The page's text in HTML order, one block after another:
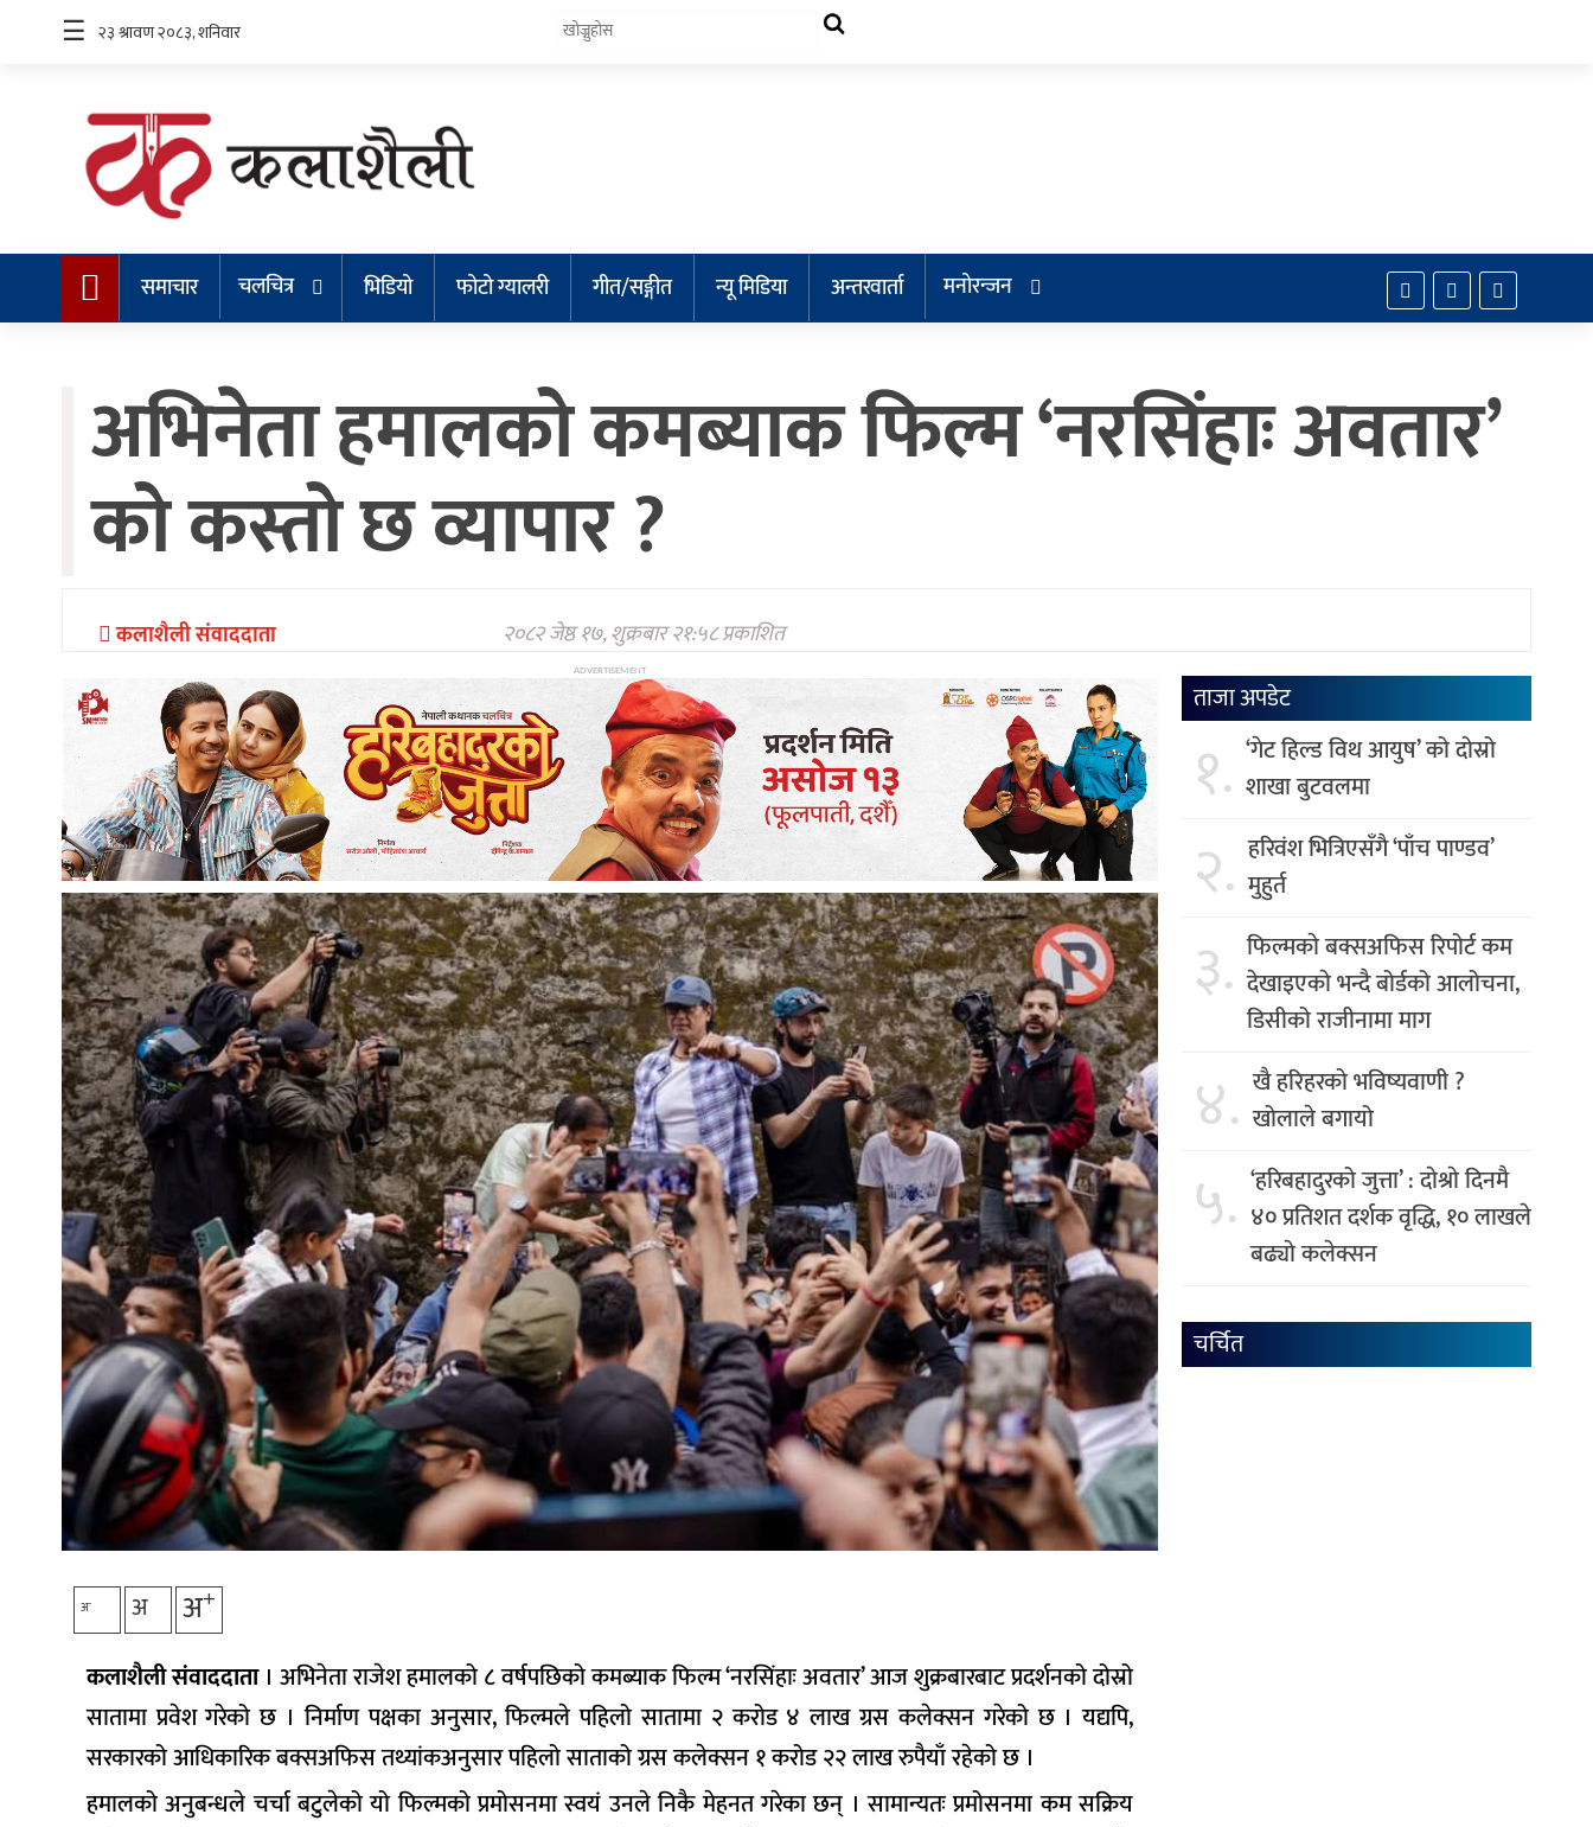
समाचार
चलचित्र
भिडियो
ग्यालरी
मिडिया
मनोरन्जन
☰
समाचार चलचित्र भिडियो फोटो ग्यालरी गीत/सङ्गीत न्यू मिडिया अन्तरवार्ता मनोरन्जन
अभिनेता हमालको कमब्याक फिल्म ‘नरसिंहाः अवतार’
को कस्तो छ व्यापार ?
कलाशैली संवाददाता २०८२ जेष्ठ १७, शुक्रबार २१:५८ प्रकाशित
ADVERTISEMENT
अ- अ अ+
कलाशैली संवाददाता। अभिनेता राजेश हमालको ८ वर्षपछिको कमब्याक फिल्म ‘नरसिंहाः अवतार’ आज शुक्रबारबाट प्रदर्शनको दोस्रो
सातामा प्रवेश गरेको छ । निर्माण पक्षका अनुसार, फिल्मले पहिलो सातामा २ करोड ४ लाख ग्रस कलेक्सन गरेको छ । यद्यपि,
सरकारको आधिकारिक बक्सअफिस तथ्यांकअनुसार पहिलो साताको ग्रस कलेक्सन १ करोड २२ लाख रुपैयाँ रहेको छ ।
हमालको अनुबन्धले चर्चा बटुलेको यो फिल्मको प्रमोसनमा स्वयं उनले निकै मेहनत गरेका छन् । सामान्यतः प्रमोसनमा कम सक्रिय
ताजा अपडेट
१. ‘गेट हिल्ड विथ आयुष’ को दोस्रो
शाखा बुटवलमा
२. हरिवंश भित्रिएसँगै ‘पाँच पाण्डव’
मुहुर्त
३. फिल्मकाे बक्सअफिस रिपोर्ट कम
देखाइएकाे भन्दै बोर्डको आलोचना,
डिसीको राजीनामा माग
४. खै हरिहरको भविष्यवाणी ?
खोलाले बगायो
५. ‘हरिबहादुरको जुत्ता’ : दाेश्राे दिनमै
४० प्रतिशत दर्शक वृद्धि, १० लाखले
बढ्याे कलेक्सन
चर्चित